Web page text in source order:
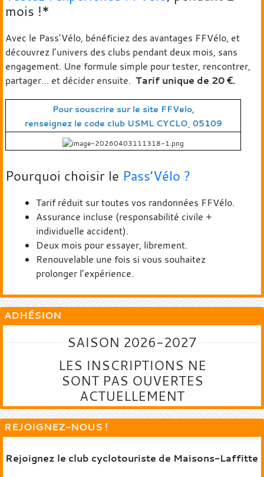
mois !*
Avec le Pass’Vélo, bénéficiez des avantages FFVélo, et
découvrez l’univers des clubs pendant deux mois, sans
engagement. Une formule simple pour tester, rencontrer,
partager… et décider ensuite. Tarif unique de 20 €.
Pour souscrire sur le site FFVelo,
renseignez le code club USML CYCLO 05109
Pourquoi choisir le Pass’Vélo ?
Tarif réduit sur toutes vos randonnées FFVélo.
Assurance incluse (responsabilité civile +
individuelle accident).
Deux mois pour essayer, librement.
Renouvelable une fois si vous souhaitez
prolonger l’expérience.
ADHÉSION
SAISON 2026-2027
LES INSCRIPTIONS NE
SONT PAS OUVERTES
ACTUELLEMENT
REJOIGNEZ-NOUS !
Rejoignez le club cyclotouriste de Maisons-Laffitte